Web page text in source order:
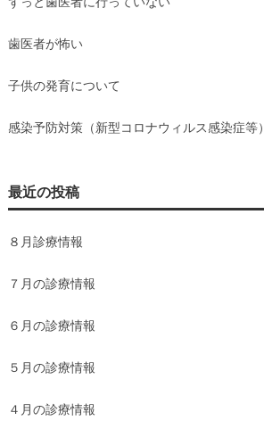
歯医者が怖い
子供の発育について
感染予防対策（新型コロナウィルス感染症等）
最近の投稿
８月診療情報
７月の診療情報
６月の診療情報
５月の診療情報
４月の診療情報